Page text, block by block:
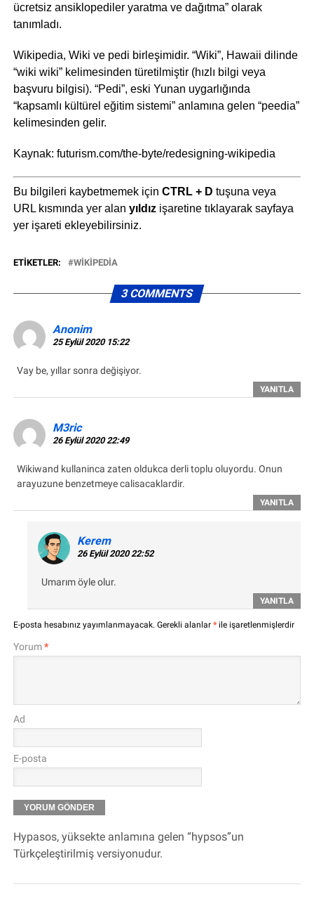
ücretsiz ansiklopediler yaratma ve dağıtma” olarak
tanımladı.
Wikipedia, Wiki ve pedi birleşimidir. “Wiki”, Hawaii dilinde
“wiki wiki” kelimesinden türetilmiştir (hızlı bilgi veya
başvuru bilgisi). “Pedi”, eski Yunan uygarlığında
“kapsamlı kültürel eğitim sistemi” anlamına gelen “peedia”
kelimesinden gelir.
Kaynak: futurism.com/the-byte/redesigning-wikipedia
Bu bilgileri kaybetmemek için CTRL + D tuşuna veya
URL kısmında yer alan yıldızişaretine tıklayarak sayfaya
yer işareti ekleyebilirsiniz.
ETIKETLER: WIKIPEDIA
3 COMMENTS
Anonim
25 Eylül 2020 15:22
Vay be, yıllar sonra değişiyor.
YANITLA
M3ric
26 Eylül 2020 22:49
Wikiwand kullaninca zaten oldukca derli toplu oluyordu. Onun
arayuzune benzetmeye calisacaklardir.
YANITLA
Kerem
26 Eylül 2020 22:52
Umarım öyle olur.
YANITLA
E-posta hesabınız yayımlanmayacak. Gerekli alanlar *ile işaretlenmişlerdir
Yorum*
Ad
E-posta
Hypasos, yüksekte anlamına gelen “hypsos”un
Türkçeleştirilmiş versiyonudur.